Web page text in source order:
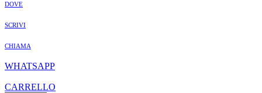
DOVE
SCRIVI
CHIAMA
WHATSAPP
CARRELLO